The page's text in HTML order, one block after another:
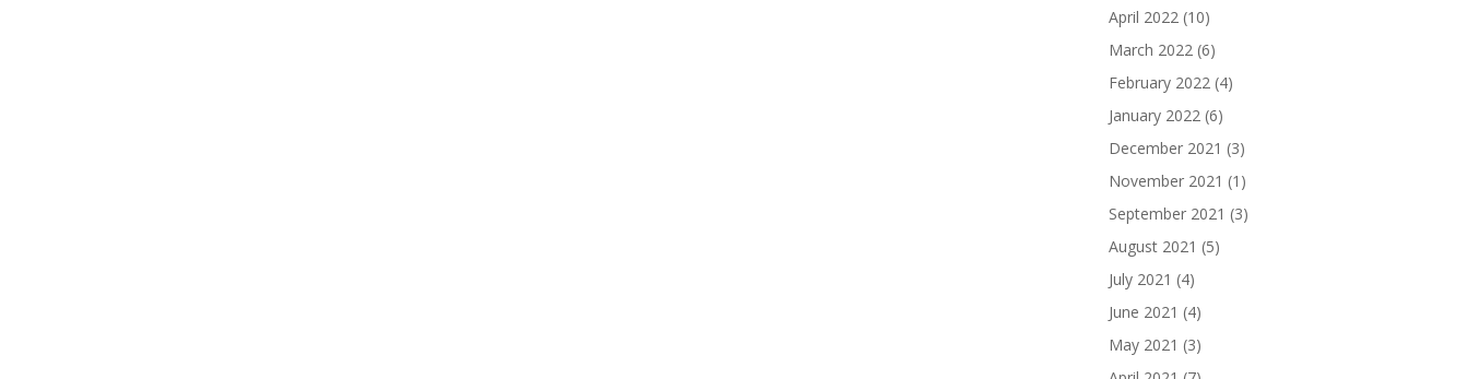
April 2022 (10)
March 2022 (6)
February 2022 (4)
January 2022 (6)
December 2021 (3)
November 2021 (1)
September 2021 (3)
August 2021 (5)
July 2021 (4)
June 2021 (4)
May 2021 (3)